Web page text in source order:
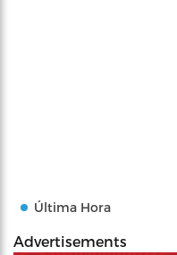
Última Hora
Advertisements